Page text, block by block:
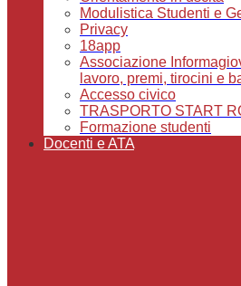
Modulistica Studenti e
Privacy
18app
Associazione
lavoro, premi, tirocini e
Accesso civico
TRASPORTO START
Formazione studenti
Docenti e ATA